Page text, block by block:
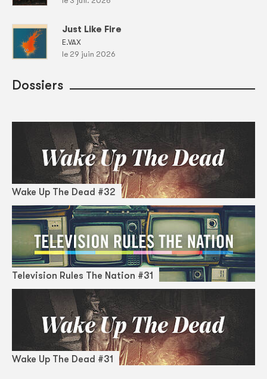
Just Like Fire
E.VAX
le 29 juin 2026
Dossiers
Wake Up The Dead #32
Television Rules The Nation #31
Wake Up The Dead #31